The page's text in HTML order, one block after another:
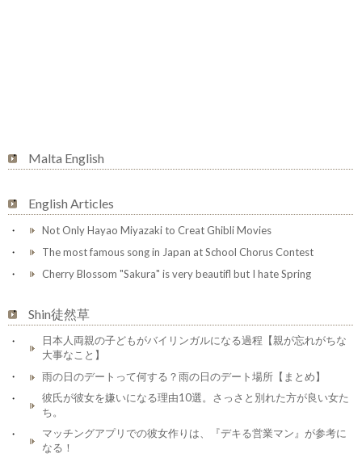
Malta English
English Articles
Not Only Hayao Miyazaki to Creat Ghibli Movies
The most famous song in Japan at School Chorus Contest
Cherry Blossom "Sakura" is very beautifl but I hate Spring
Shin徒然草
日本人両親の子どもがバイリンガルになる過程【親が忘れがちな
大事なこと】
雨の日のデートって何する？雨の日のデート場所【まとめ】
彼氏が彼女を嫌いになる理由10選。さっさと別れた方が良い女た
ち。
マッチングアプリでの彼女作りは、『デキる営業マン』が参考に
なる！